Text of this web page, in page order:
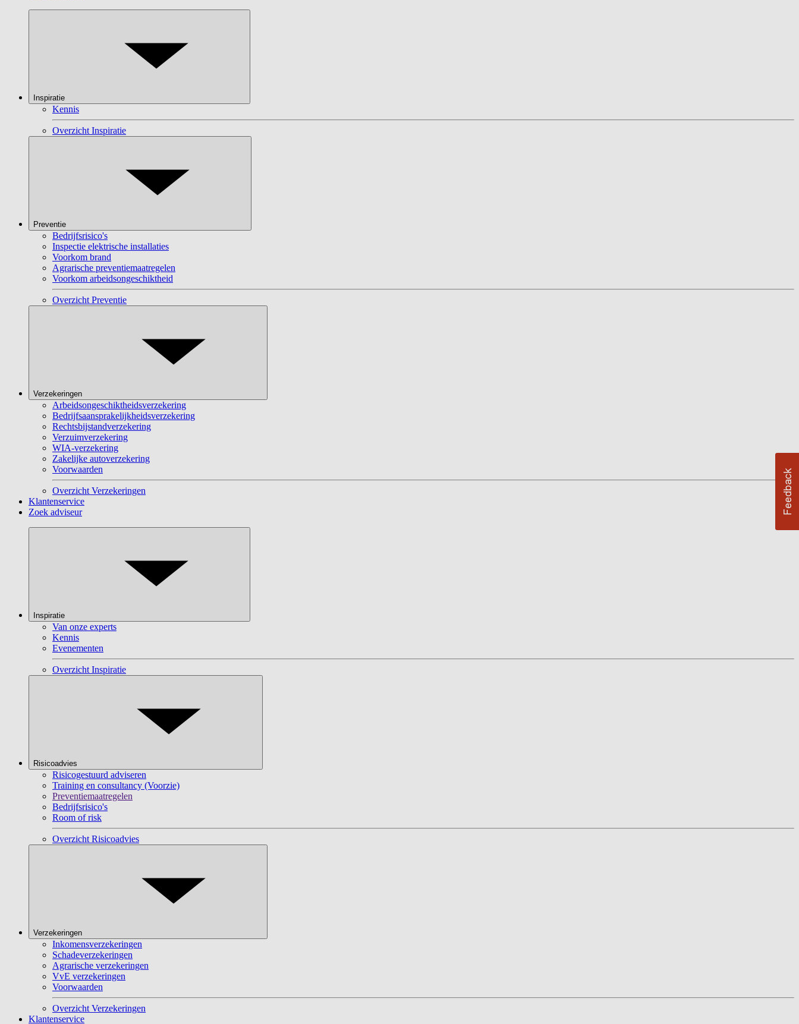
Inspiratie
Kennis
Overzicht Inspiratie
Preventie
Bedrijfsrisico's
Inspectie elektrische installaties
Voorkom brand
Agrarische preventiemaatregelen
Voorkom arbeidsongeschiktheid
Overzicht Preventie
Verzekeringen
Arbeidsongeschiktheidsverzekering
Bedrijfsaansprakelijkheidsverzekering
Rechtsbijstandverzekering
Verzuimverzekering
WIA-verzekering
Zakelijke autoverzekering
Voorwaarden
Overzicht Verzekeringen
Klantenservice
Zoek adviseur
Inspiratie
Van onze experts
Kennis
Evenementen
Overzicht Inspiratie
Risicoadvies
Risicogestuurd adviseren
Training en consultancy (Voorzie)
Preventiemaatregelen
Bedrijfsrisico's
Room of risk
Overzicht Risicoadvies
Verzekeringen
Inkomensverzekeringen
Schadeverzekeringen
Agrarische verzekeringen
VvE verzekeringen
Voorwaarden
Overzicht Verzekeringen
Klantenservice